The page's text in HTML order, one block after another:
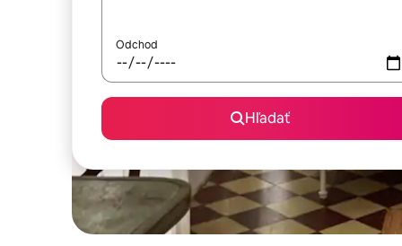
Odchod
Hľadať